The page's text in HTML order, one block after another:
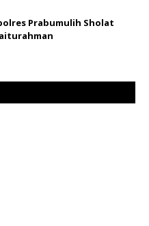
Prabumulih Sholat